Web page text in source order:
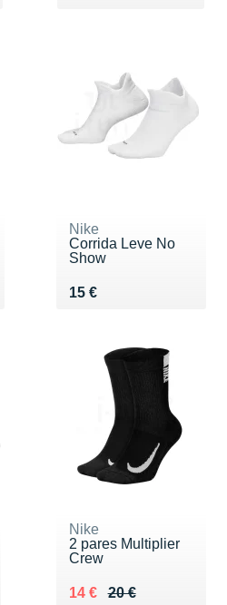
Nike
Corrida Leve No
Show
15 €
Vendu 15 €
Nike
2 pares Multiplier
Crew
20 €
Au lieu de 20 €
14 €
Vendu 14 €